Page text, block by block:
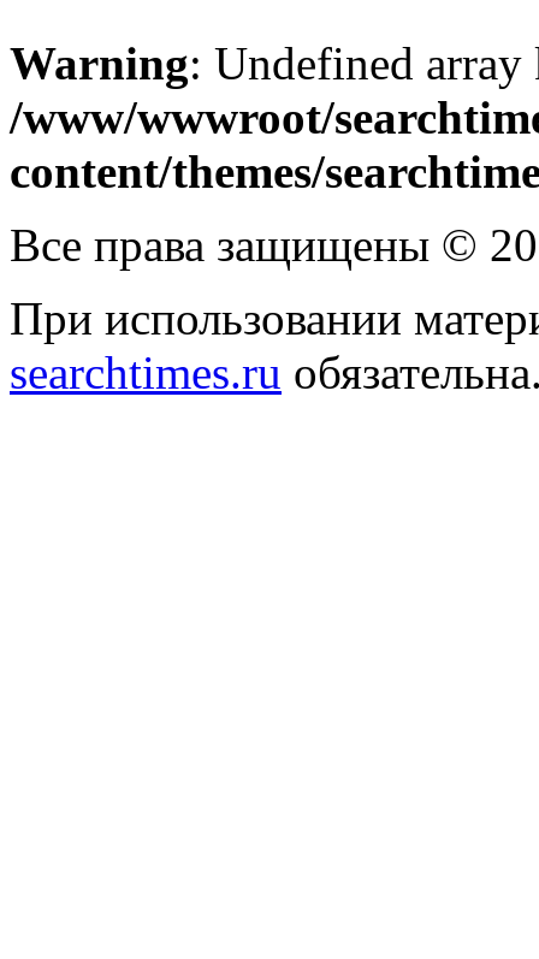
Warning: Undefined
/www/wwwroot/
content/themes/
Все права защищены ©
При использовании
searchtimes.ru